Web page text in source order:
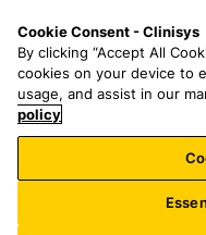
Aktuelle News
Cookie Consent - Clinisys
By clicking “Accept All
cookies on your device to
usage, and assist in our
policy